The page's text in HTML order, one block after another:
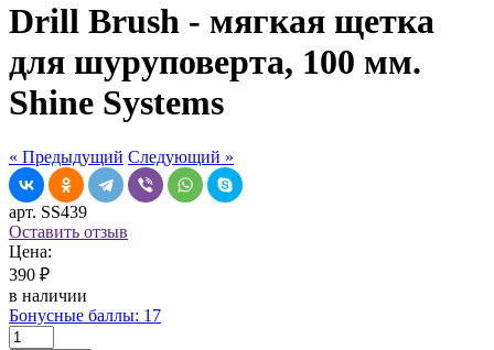
Drill Brush - мягкая щетка
для шуруповерта, 100 мм.
Shine Systems
« Предыдущий Следующий »
арт. SS439
Оставить отзыв
Цена:
390 ₽
в наличии
Бонусные баллы: 17